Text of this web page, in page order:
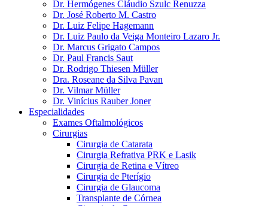
Dr. Hermógenes Cláudio Szulc Renuzza
Dr. José Roberto M. Castro
Dr. Luiz Felipe Hagemann
Dr. Luiz Paulo da Veiga Monteiro Lazaro Jr.
Dr. Marcus Grigato Campos
Dr. Paul Francis Saut
Dr. Rodrigo Thiesen Müller
Dra. Roseane da Silva Pavan
Dr. Vilmar Müller
Dr. Vinícius Rauber Joner
Especialidades
Exames Oftalmológicos
Cirurgias
Cirurgia de Catarata
Cirurgia Refrativa PRK e Lasik
Cirurgia de Retina e Vítreo
Cirurgia de Pterígio
Cirurgia de Glaucoma
Transplante de Córnea